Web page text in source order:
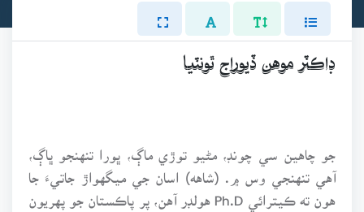
ڊاڪٽر موهن ڏيوراج ٿونٽيا
جو چاهين سي چونڊ، مڻيو توڙي ماڳ، ڀورا تنهنجو ڀاڳ،
آهي تنهنجي وس ۾. (شاهه) اسان جي ميگهواڙ جاتيءَ جا
هون ته ڪيترائي Ph.D هولڊر آهن، پر پاڪستان جو پهريون